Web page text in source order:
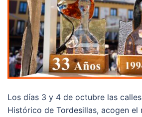
Los días 3 y 4 de octubre las
Histórico de Tordesillas, acogen el